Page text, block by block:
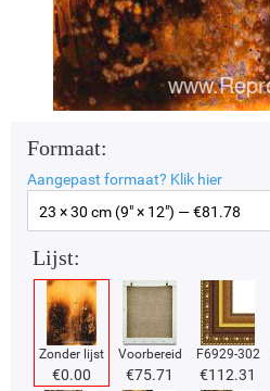
Formaat:
Aangepast formaat? Klik hier
23 × 30 cm (9" × 12") — €81.78
Lijst:
Zonder lijst
€0.00
Voorbereid
€75.71
F6929-302
€112.31